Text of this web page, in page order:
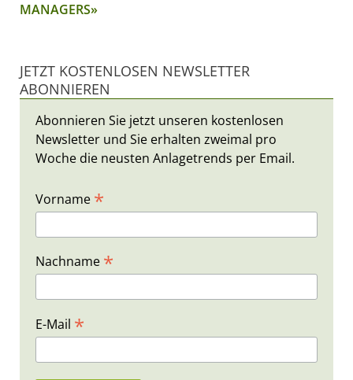
MANAGERS»
JETZT KOSTENLOSEN NEWSLETTER
ABONNIEREN
Abonnieren Sie jetzt unseren kostenlosen
Newsletter und Sie erhalten zweimal pro
Woche die neusten Anlagetrends per Email.
Vorname *
Nachname *
E-Mail *